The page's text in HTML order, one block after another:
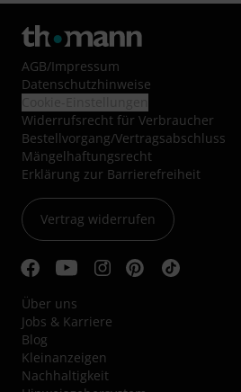
AGB/Impressum
Datenschutzhinweise
Widerrufsrecht für Verbraucher
Bestellvorgang/Vertragsabschluss
Mängelhaftungsrecht
Erklärung zur Barrierefreiheit
Vertrag widerrufen
Über uns
Jobs & Karriere
Blog
Kleinanzeigen
Nachhaltigkeit